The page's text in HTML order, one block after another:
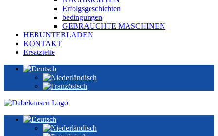
Erfolgsgeschichten
bedingungen
GEBRAUCHTE MASCHINEN
HERUNTERLADEN
KONTAKT
Ersatzteile